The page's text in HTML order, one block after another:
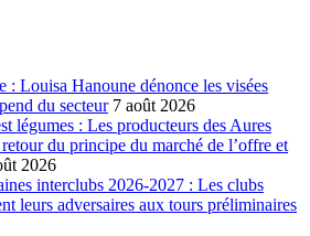
: Louisa Hanoune dénonce les visées
du secteur 7 août 2026
légumes : Les producteurs des Aures
du principe du marché de l’offre et
2026
interclubs 2026-2027 : Les clubs
leurs adversaires aux tours préliminaires